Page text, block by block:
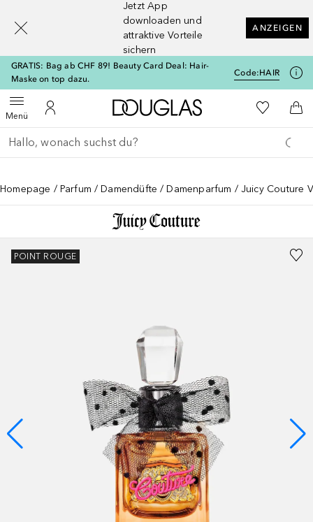
Jetzt App
downloaden und
attraktive Vorteile
sichern
ANZEIGEN
GRATIS: Bag ab CHF 89! Beauty Card Deal: Hair-
Maske on top dazu.
Code:HAIR
MenüMenü öffnenZu Meinem Kundenkonto
Zur Douglas Startseite
Zu Meiner
Gehe zurück
Suche ausführen
Homepage Parfum Damendüfte Damenparfum Juicy Couture
POINT ROUGE
[navigation.slideout.screenreader]